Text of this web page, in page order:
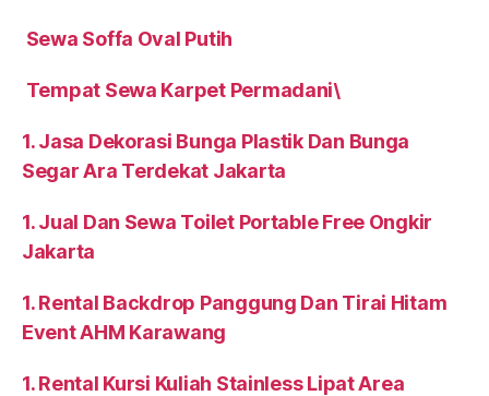
Sewa Soffa Oval Putih
Tempat Sewa Karpet Permadani\
1. Jasa Dekorasi Bunga Plastik Dan Bunga
Segar Ara Terdekat Jakarta
1. Jual Dan Sewa Toilet Portable Free Ongkir
Jakarta
1. Rental Backdrop Panggung Dan Tirai Hitam
Event AHM Karawang
1. Rental Kursi Kuliah Stainless Lipat Area